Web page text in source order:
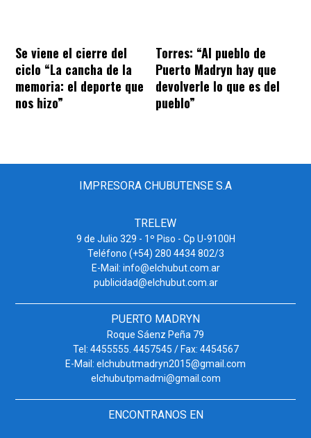
Se viene el cierre del
ciclo “La cancha de la
memoria: el deporte que
nos hizo”
Torres: “Al pueblo de
Puerto Madryn hay que
devolverle lo que es del
pueblo”
IMPRESORA CHUBUTENSE S.A
TRELEW
9 de Julio 329 - 1º Piso - Cp U-9100H
Teléfono (+54) 280 4434 802/3
E-Mail: info@elchubut.com.ar
publicidad@elchubut.com.ar
PUERTO MADRYN
Roque Sáenz Peña 79
Tel: 4455555. 4457545 / Fax: 4454567
E-Mail: elchubutmadryn2015@gmail.com
elchubutpmadmi@gmail.com
ENCONTRANOS EN